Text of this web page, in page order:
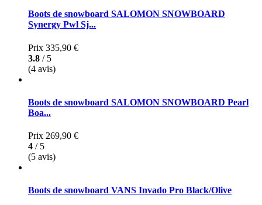
Boots de snowboard SALOMON SNOWBOARD
Synergy Pwl Sj...
Prix 335,90 €
3.8 / 5
(4 avis)
Boots de snowboard SALOMON SNOWBOARD Pearl
Boa...
Prix 269,90 €
4 / 5
(5 avis)
Boots de snowboard VANS Invado Pro Black/Olive